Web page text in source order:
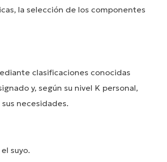
la selección de los componentes
clasificaciones conocidas
y, según su nivel K personal,
necesidades.
suyo.